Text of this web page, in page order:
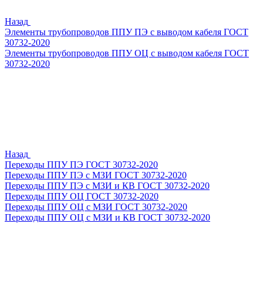
Назад
Элементы трубопроводов ППУ ПЭ с выводом кабеля ГОСТ
30732-2020
Элементы трубопроводов ППУ ОЦ с выводом кабеля ГОСТ
30732-2020
Назад
Переходы ППУ ПЭ ГОСТ 30732-2020
Переходы ППУ ПЭ с МЗИ ГОСТ 30732-2020
Переходы ППУ ПЭ с МЗИ и КВ ГОСТ 30732-2020
Переходы ППУ ОЦ ГОСТ 30732-2020
Переходы ППУ ОЦ с МЗИ ГОСТ 30732-2020
Переходы ППУ ОЦ с МЗИ и КВ ГОСТ 30732-2020